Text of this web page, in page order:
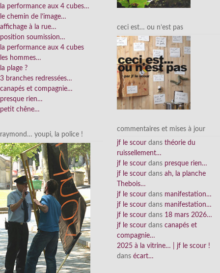
la performance aux 4 cubes…
le chemin de l’image…
affichage à la rue…
position soumission…
la performance aux 4 cubes
les hommes…
la plage ?
3 branches redressées…
canapés et compagnie…
presque rien…
petit chêne…
raymond… youpi, la police !
ceci est… ou n’est pas
commentaires et mises à jour
jf le scour dans théorie du
ruissellement…
jf le scour dans presque rien…
jf le scour dans ah, la planche
Thebois…
jf le scour dans manifestation…
jf le scour dans manifestation…
jf le scour dans 18 mars 2026…
jf le scour dans canapés et
compagnie…
2025 à la vitrine… | jf le scour !
dans écart…